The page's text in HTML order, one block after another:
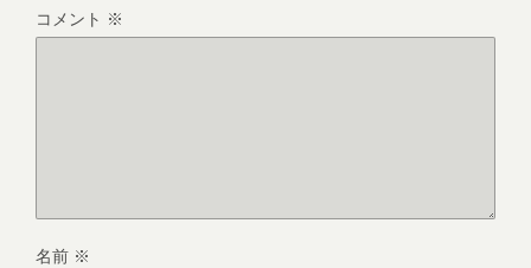
コメント ※
名前 ※